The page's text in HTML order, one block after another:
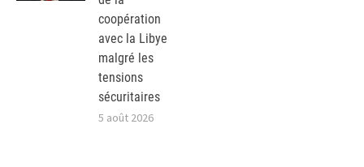
coopération
avec la Libye
malgré les
tensions
sécuritaires
5 août 2026